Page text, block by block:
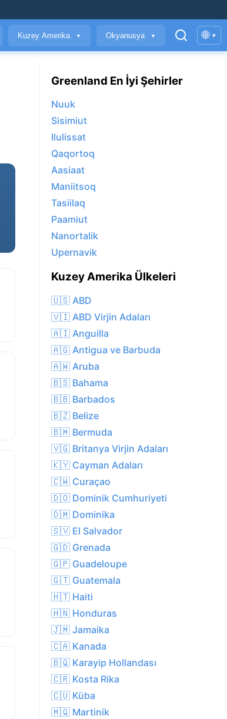
Kuzey Amerika ▼ Okyanusya ▼ 🌐 ▾
Greenland En İyi Şehirler
Nuuk
Sisimiut
Ilulissat
Qaqortoq
Aasiaat
Maniitsoq
Tasiilaq
Paamiut
Nanortalik
Upernavik
Kuzey Amerika Ülkeleri
🇺🇸 ABD
🇻🇮 ABD Virjin Adaları
🇦🇮 Anguilla
🇦🇬 Antigua ve Barbuda
🇦🇼 Aruba
🇧🇸 Bahama
🇧🇧 Barbados
🇧🇿 Belize
🇧🇲 Bermuda
🇻🇬 Britanya Virjin Adaları
🇰🇾 Cayman Adaları
🇨🇼 Curaçao
🇩🇴 Dominik Cumhuriyeti
🇩🇲 Dominika
🇸🇻 El Salvador
🇬🇩 Grenada
🇬🇵 Guadeloupe
🇬🇹 Guatemala
🇭🇹 Haiti
🇭🇳 Honduras
🇯🇲 Jamaika
🇨🇦 Kanada
🇧🇶 Karayip Hollandası
🇨🇷 Kosta Rika
🇨🇺 Küba
🇲🇶 Martinik